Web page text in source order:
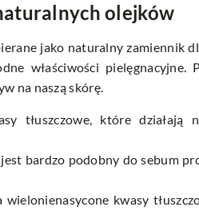
olejków
jako naturalny zamiennik
właściwości
na naszą skórę.
tłuszczowe, które działają
bardzo podobny do sebum
kwasy